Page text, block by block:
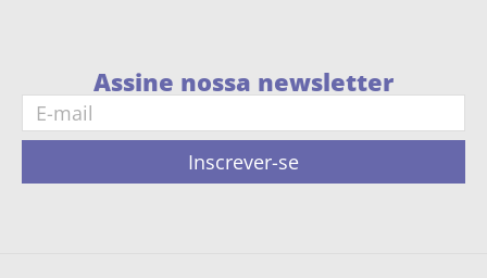
Assine nossa newsletter
Inscrever-se